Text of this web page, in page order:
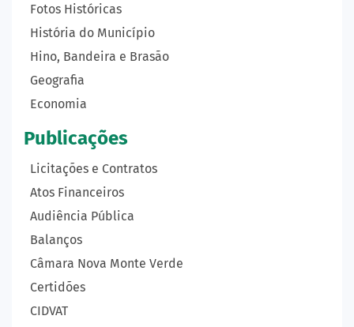
Fotos Históricas
História do Município
Hino, Bandeira e Brasão
Geografia
Economia
Publicações
Licitações e Contratos
Atos Financeiros
Audiência Pública
Balanços
Câmara Nova Monte Verde
Certidões
CIDVAT